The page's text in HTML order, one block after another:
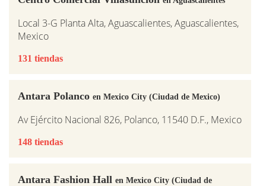
Local 3-G Planta Alta, Aguascalientes, Aguascalientes,
Mexico
131 tiendas
Antara Polanco en Mexico City (Ciudad de Mexico)
Av Ejército Nacional 826, Polanco, 11540 D.F., Mexico
148 tiendas
Antara Fashion Hall en Mexico City (Ciudad de